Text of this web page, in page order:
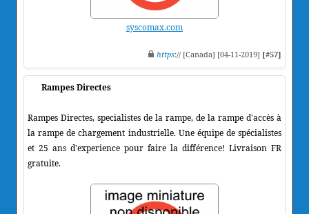
syscomax.com
https:// [Canada] [04-11-2019] [#57]
Rampes Directes
Rampes Directes, specialistes de la rampe, de la rampe d'accès à
la rampe de chargement industrielle. Une équipe de spécialistes
et 25 ans d'experience pour faire la différence! Livraison FR
gratuite.